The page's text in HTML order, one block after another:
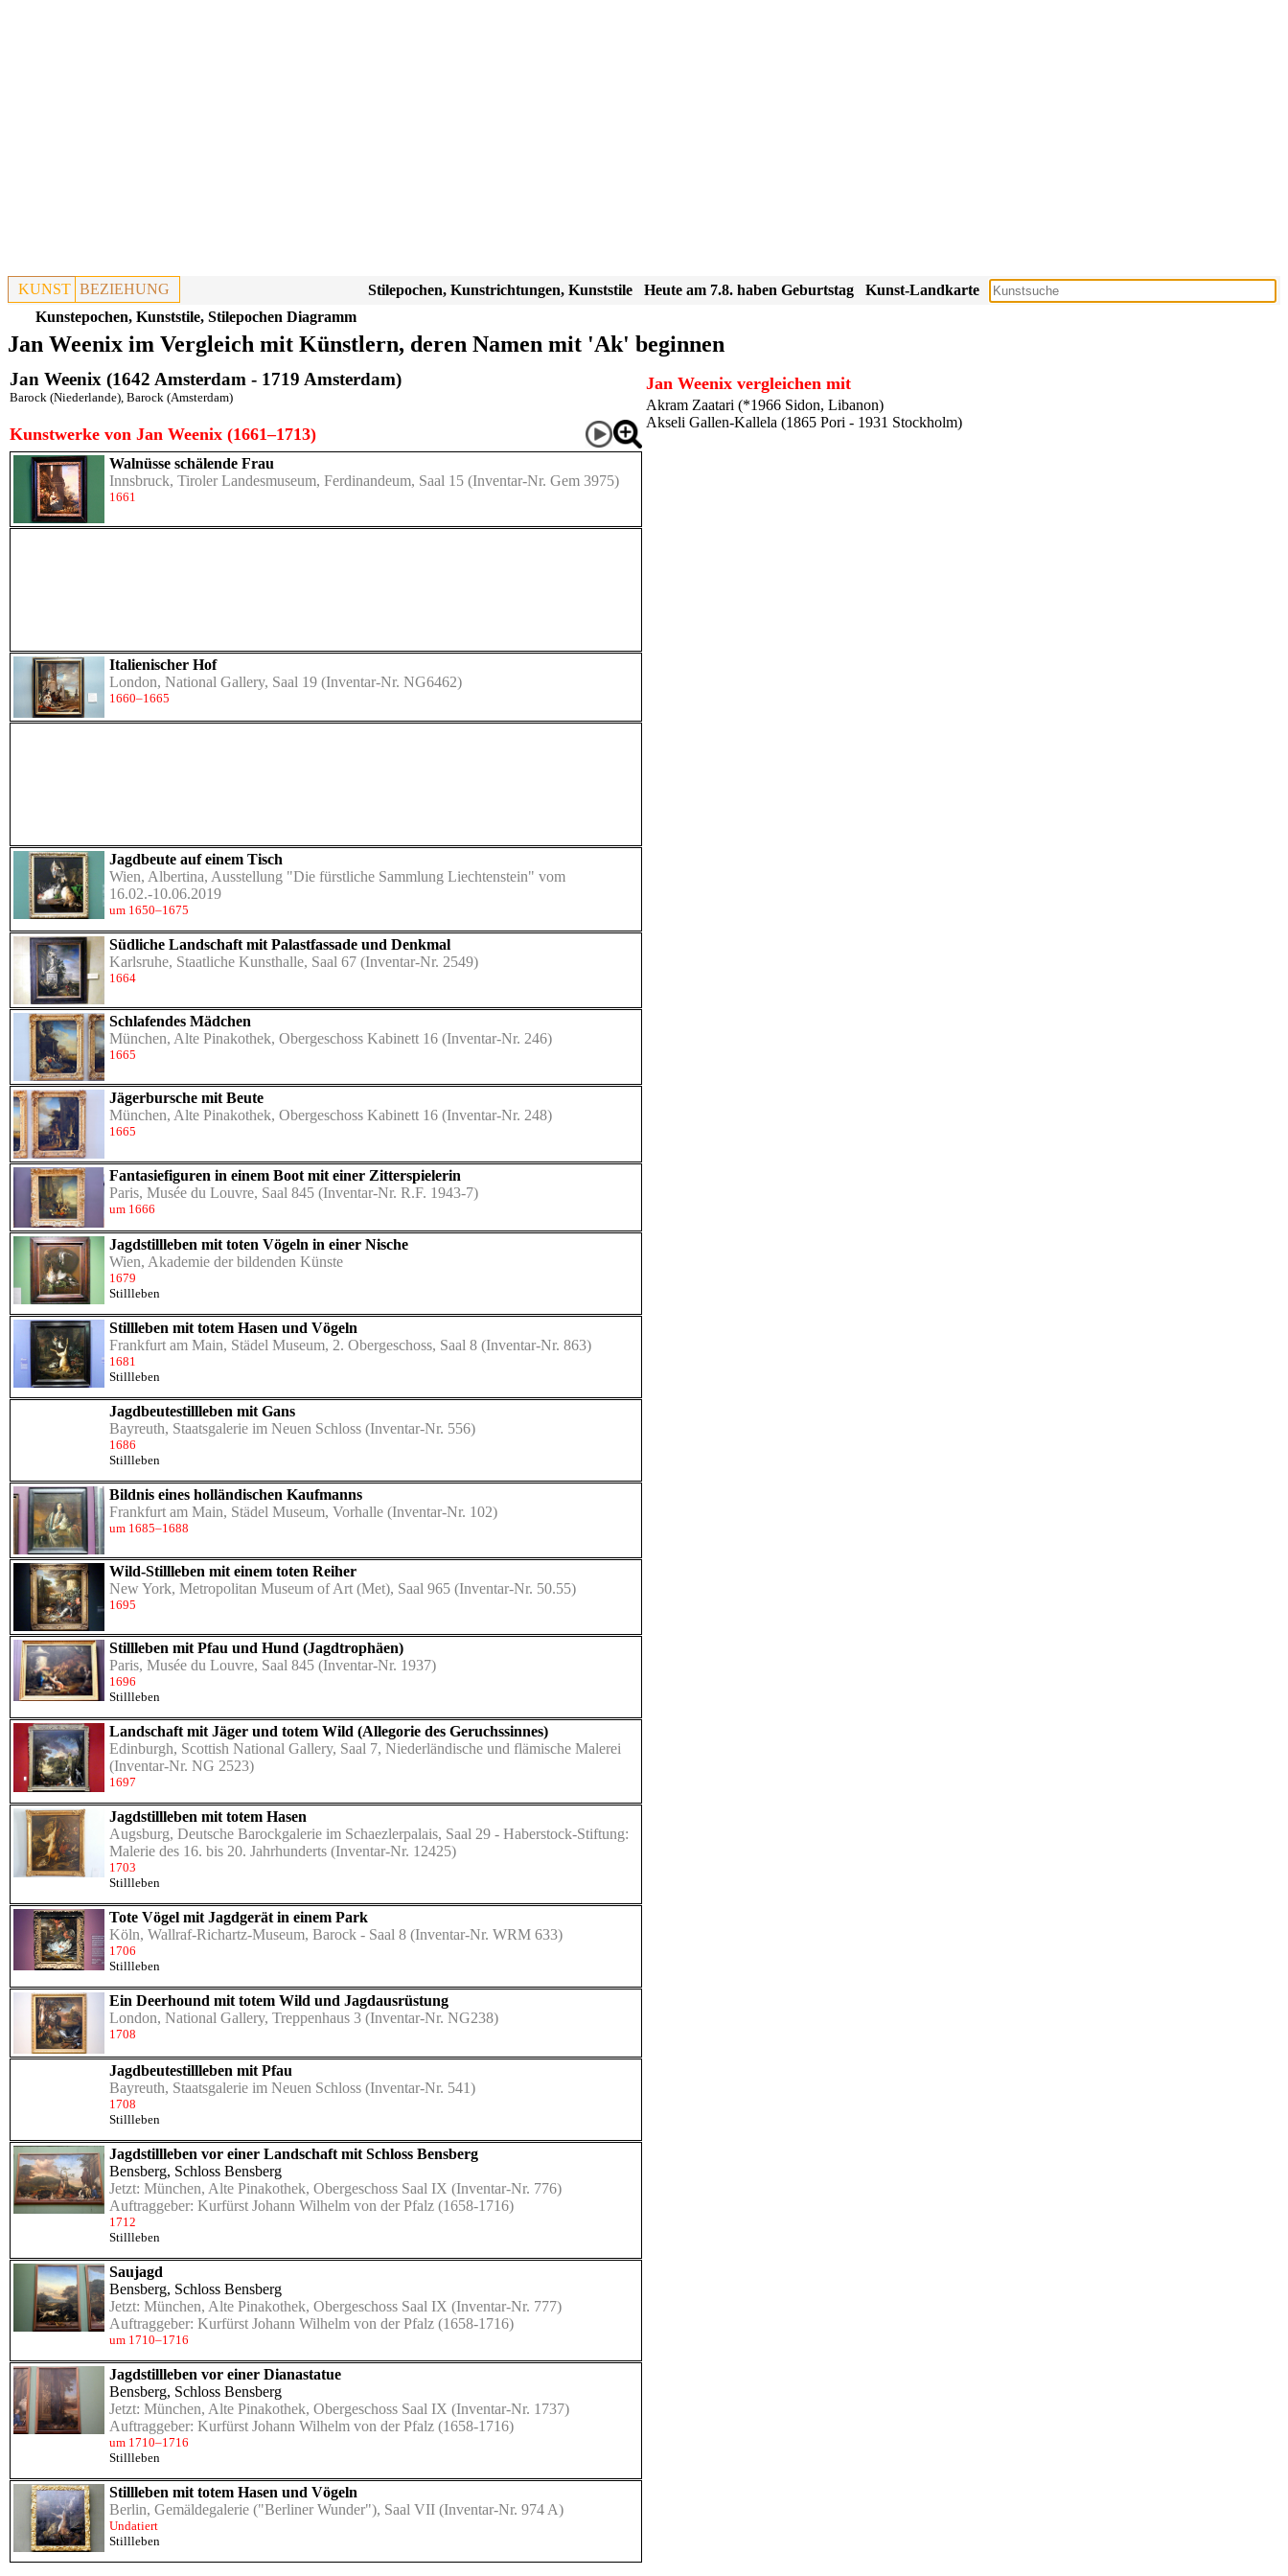
KUNST BEZIEHUNG Kunst-Landkarte
Heute am 7.8. haben Geburtstag
Stilepochen, Kunstrichtungen, Kunststile
Kunstepochen, Kunststile, Stilepochen Diagramm
Jan Weenix im Vergleich mit Künstlern, deren Namen mit 'Ak' beginnen
Jan Weenix (1642 Amsterdam - 1719 Amsterdam)
Barock (Niederlande), Barock (Amsterdam)
Kunstwerke von Jan Weenix (1661–1713)
Walnüsse schälende Frau
Innsbruck, Tiroler Landesmuseum, Ferdinandeum, Saal 15 (Inventar-Nr. Gem 3975)
1661
Italienischer Hof
London, National Gallery, Saal 19 (Inventar-Nr. NG6462)
1660–1665
Jagdbeute auf einem Tisch
Wien, Albertina, Ausstellung "Die fürstliche Sammlung Liechtenstein" vom
16.02.-10.06.2019
um 1650–1675
Südliche Landschaft mit Palastfassade und Denkmal
Karlsruhe, Staatliche Kunsthalle, Saal 67 (Inventar-Nr. 2549)
1664
Schlafendes Mädchen
München, Alte Pinakothek, Obergeschoss Kabinett 16 (Inventar-Nr. 246)
1665
Jägerbursche mit Beute
München, Alte Pinakothek, Obergeschoss Kabinett 16 (Inventar-Nr. 248)
1665
Fantasiefiguren in einem Boot mit einer Zitterspielerin
Paris, Musée du Louvre, Saal 845 (Inventar-Nr. R.F. 1943-7)
um 1666
Jagdstillleben mit toten Vögeln in einer Nische
Wien, Akademie der bildenden Künste
1679
Stillleben
Stillleben mit totem Hasen und Vögeln
Frankfurt am Main, Städel Museum, 2. Obergeschoss, Saal 8 (Inventar-Nr. 863)
1681
Stillleben
Jagdbeutestillleben mit Gans
Bayreuth, Staatsgalerie im Neuen Schloss (Inventar-Nr. 556)
1686
Stillleben
Bildnis eines holländischen Kaufmanns
Frankfurt am Main, Städel Museum, Vorhalle (Inventar-Nr. 102)
um 1685–1688
Wild-Stillleben mit einem toten Reiher
New York, Metropolitan Museum of Art (Met), Saal 965 (Inventar-Nr. 50.55)
1695
Stillleben mit Pfau und Hund (Jagdtrophäen)
Paris, Musée du Louvre, Saal 845 (Inventar-Nr. 1937)
1696
Stillleben
Landschaft mit Jäger und totem Wild (Allegorie des Geruchssinnes)
Edinburgh, Scottish National Gallery, Saal 7, Niederländische und flämische Malerei
(Inventar-Nr. NG 2523)
1697
Jagdstillleben mit totem Hasen
Augsburg, Deutsche Barockgalerie im Schaezlerpalais, Saal 29 - Haberstock-Stiftung:
Malerie des 16. bis 20. Jahrhunderts (Inventar-Nr. 12425)
1703
Stillleben
Tote Vögel mit Jagdgerät in einem Park
Köln, Wallraf-Richartz-Museum, Barock - Saal 8 (Inventar-Nr. WRM 633)
1706
Stillleben
Ein Deerhound mit totem Wild und Jagdausrüstung
London, National Gallery, Treppenhaus 3 (Inventar-Nr. NG238)
1708
Jagdbeutestillleben mit Pfau
Bayreuth, Staatsgalerie im Neuen Schloss (Inventar-Nr. 541)
1708
Stillleben
Jagdstillleben vor einer Landschaft mit Schloss Bensberg
Bensberg, Schloss Bensberg
Jetzt: München, Alte Pinakothek, Obergeschoss Saal IX (Inventar-Nr. 776)
Auftraggeber: Kurfürst Johann Wilhelm von der Pfalz (1658-1716)
1712
Stillleben
Saujagd
Bensberg, Schloss Bensberg
Jetzt: München, Alte Pinakothek, Obergeschoss Saal IX (Inventar-Nr. 777)
Auftraggeber: Kurfürst Johann Wilhelm von der Pfalz (1658-1716)
um 1710–1716
Jagdstillleben vor einer Dianastatue
Bensberg, Schloss Bensberg
Jetzt: München, Alte Pinakothek, Obergeschoss Saal IX (Inventar-Nr. 1737)
Auftraggeber: Kurfürst Johann Wilhelm von der Pfalz (1658-1716)
um 1710–1716
Stillleben
Stillleben mit totem Hasen und Vögeln
Berlin, Gemäldegalerie ("Berliner Wunder"), Saal VII (Inventar-Nr. 974 A)
Undatiert
Stillleben
Jan Weenix vergleichen mit
Akram Zaatari (*1966 Sidon, Libanon)
Akseli Gallen-Kallela (1865 Pori - 1931 Stockholm)